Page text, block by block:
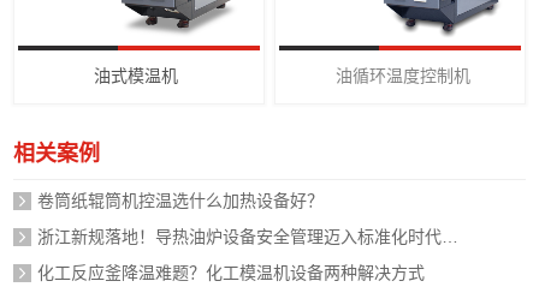
油式模温机 油循环温度控制机
相关案例
卷筒纸辊筒机控温选什么加热设备好？
化工反应釜降温难题？化工模温机设备两种解决方式